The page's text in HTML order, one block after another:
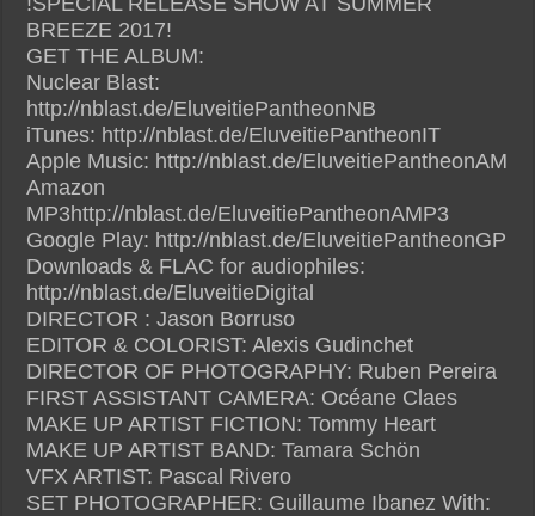
BREEZE 2017!
GET THE ALBUM:
Nuclear Blast:
http://nblast.de/EluveitiePantheonNB
iTunes: http://nblast.de/EluveitiePantheonIT
Apple Music: http://nblast.de/EluveitiePantheonAM
Amazon
MP3http://nblast.de/EluveitiePantheonAMP3
Google Play: http://nblast.de/EluveitiePantheonGP
Downloads & FLAC for audiophiles:
http://nblast.de/EluveitieDigital
DIRECTOR : Jason Borruso
EDITOR & COLORIST: Alexis Gudinchet
DIRECTOR OF PHOTOGRAPHY: Ruben Pereira
FIRST ASSISTANT CAMERA: Océane Claes
MAKE UP ARTIST FICTION: Tommy Heart
MAKE UP ARTIST BAND: Tamara Schön
VFX ARTIST: Pascal Rivero
SET PHOTOGRAPHER: Guillaume Ibanez With: